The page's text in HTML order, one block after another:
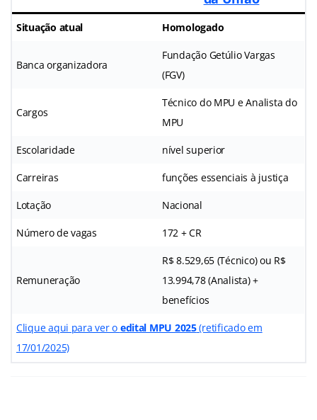
Situação atual Homologado
Banca organizadora
Fundação Getúlio Vargas
(FGV)
Cargos
Técnico do MPU e Analista do
MPU
Escolaridade nível superior
Carreiras funções essenciais à justiça
Lotação Nacional
Número de vagas 172 + CR
Remuneração
R$ 8.529,65 (Técnico) ou R$
13.994,78 (Analista) +
benefícios
Clique aqui para ver o edital MPU 2025(retificado em
17/01/2025)